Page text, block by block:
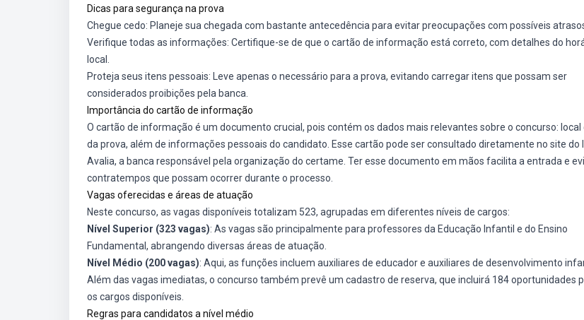
Dicas para segurança na prova
Chegue cedo: Planeje sua chegada com bastante antecedência para evitar preocupações com possíveis
Verifique todas as informações: Certifique-se de que o cartão de informação está correto, com detalhes do
local.
Proteja seus itens pessoais: Leve apenas o necessário para a prova, evitando carregar itens que possam ser
considerados proibições pela banca.
Importância do cartão de informação
O cartão de informação é um documento crucial, pois contém os dados mais relevantes sobre o concurso: local
da prova, além de informações pessoais do candidato. Esse cartão pode ser consultado diretamente no site do
Avalia, a banca responsável pela organização do certame. Ter esse documento em mãos facilita a entrada e
contratempos que possam ocorrer durante o processo.
Vagas oferecidas e áreas de atuação
Neste concurso, as vagas disponíveis totalizam 523, agrupadas em diferentes níveis de cargos:
Nível Superior (323 vagas): As vagas são principalmente para professores da Educação Infantil e do Ensino
Fundamental, abrangendo diversas áreas de atuação.
Nível Médio (200 vagas): Aqui, as funções incluem auxiliares de educador e auxiliares de desenvolvimento
Além das vagas imediatas, o concurso também prevê um cadastro de reserva, que incluirá 184 oportunidades
os cargos disponíveis.
Regras para candidatos a nível médio